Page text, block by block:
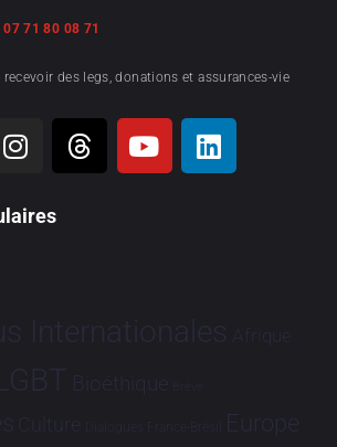
07 71 80 08 71
des legs, donations et assurances-vie
Internationales Afrique
Bioéthique Brève
Culture Dialogues France-Brésil Europe